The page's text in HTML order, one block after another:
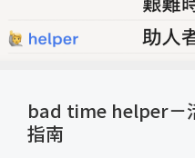
bad time helper－
指南